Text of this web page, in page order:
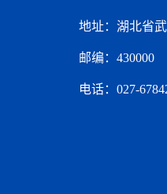
地址：湖北省
邮编：430000
电话：027-